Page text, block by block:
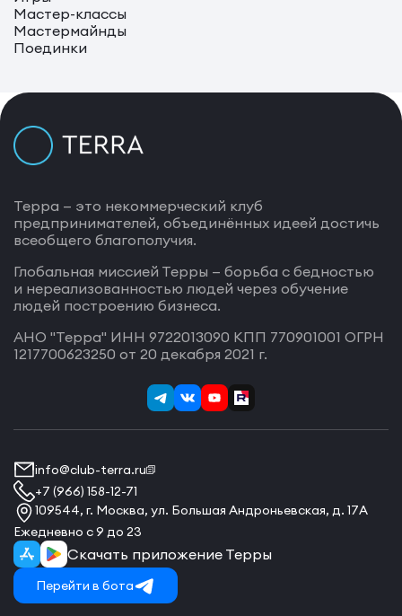
Мастер-классы
Мастермайнды
Поединки
Терра — это некоммерческий клуб
предпринимателей, объединённых идеей достичь
всеобщего благополучия.
Глобальная миссией Терры — борьба с бедностью
и нереализованностью людей через обучение
людей построению бизнеса.
АНО "Терра" ИНН 9722013090 КПП 770901001 ОГРН
1217700623250 от 20 декабря 2021 г.
info@club-terra.ru
+7 (966) 158-12-71
109544, г. Москва, ул. Большая Андроньевская, д. 17А
Ежедневно с 9 до 23
Скачать приложение Терры
Перейти в бота